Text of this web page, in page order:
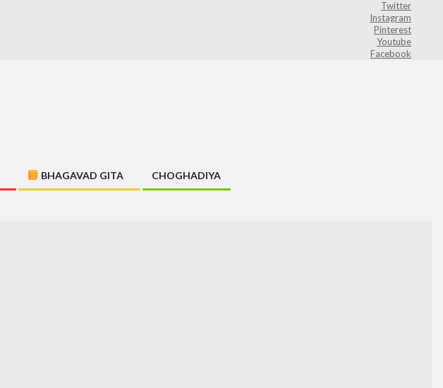
Twitter
Instagram
Pinterest
Youtube
Facebook
BHAGAVAD GITA CHOGHADIYA